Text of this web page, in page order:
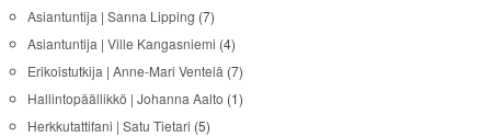
Asiantuntija | Sanna Lipping (7)
Asiantuntija | Ville Kangasniemi (4)
Erikoistutkija | Anne-Mari Ventelä (7)
Hallintopäällikkö | Johanna Aalto (1)
Herkkutattifani | Satu Tietari (5)